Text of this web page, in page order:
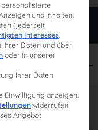
personalisierte
und Inhalten.
(jederzeit
Interesses.
Daten und über
oder in unserer
Ihrer Daten
Einwilligung anzeigen.
widerrufen
Angebot